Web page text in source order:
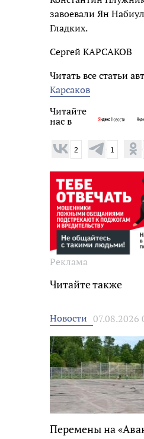
завоевали Ян
Гладких.
Сергей КАРСАКОВ
Читать все статьи
Карсаков
Читайте
нас в
2 1
Реклама
Читайте также
Новости 07.08.2026
Перемены на